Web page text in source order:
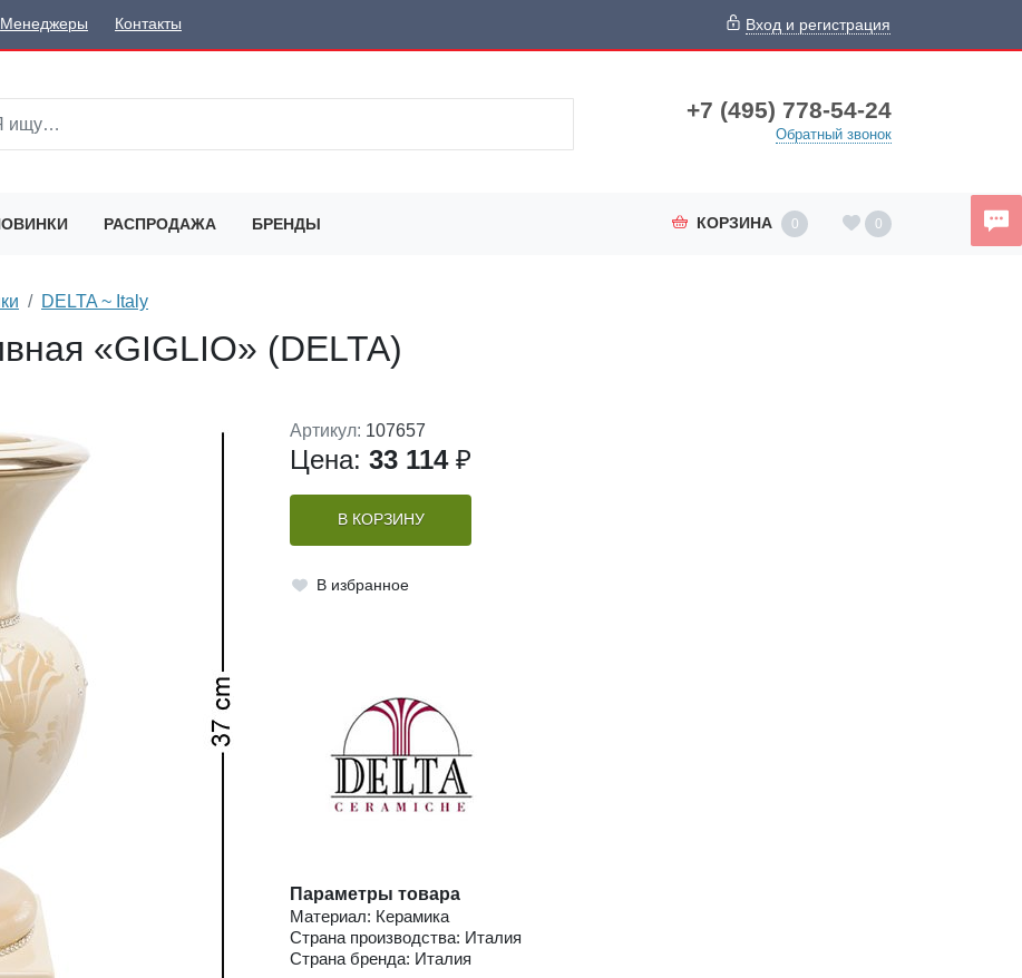
Менеджеры Контакты Вход и регистрация
+7 (495) 778-54-24
Обратный звонок
РАСПРОДАЖА БРЕНДЫ КОРЗИНА 0 0
DELTA ~ Italy
«GIGLIO» (DELTA)
Артикул: 107657
Цена: 33 114 ₽
В КОРЗИНУ
В избранное
Параметры товара
Материал: Керамика
Страна производства: Италия
Страна бренда: Италия